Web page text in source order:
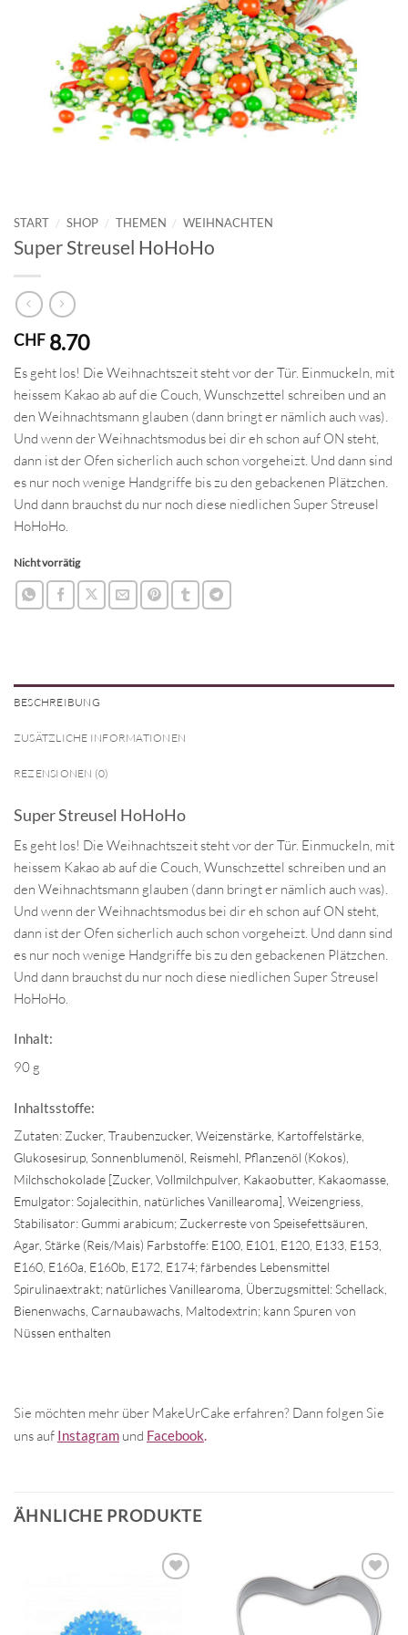
START / SHOP / THEMEN / WEIHNACHTEN
Super Streusel HoHoHo
CHF 8.70
Es geht los! Die Weihnachtszeit steht vor der Tür. Einmuckeln, mit
heissem Kakao ab auf die Couch, Wunschzettel schreiben und an
den Weihnachtsmann glauben (dann bringt er nämlich auch was).
Und wenn der Weihnachtsmodus bei dir eh schon auf ON steht,
dann ist der Ofen sicherlich auch schon vorgeheizt. Und dann sind
es nur noch wenige Handgriffe bis zu den gebackenen Plätzchen.
Und dann brauchst du nur noch diese niedlichen Super Streusel
HoHoHo.
Nicht vorrätig
BESCHREIBUNG
ZUSÄTZLICHE INFORMATIONEN
REZENSIONEN (0)
Super Streusel HoHoHo
Es geht los! Die Weihnachtszeit steht vor der Tür. Einmuckeln, mit
heissem Kakao ab auf die Couch, Wunschzettel schreiben und an
den Weihnachtsmann glauben (dann bringt er nämlich auch was).
Und wenn der Weihnachtsmodus bei dir eh schon auf ON steht,
dann ist der Ofen sicherlich auch schon vorgeheizt. Und dann sind
es nur noch wenige Handgriffe bis zu den gebackenen Plätzchen.
Und dann brauchst du nur noch diese niedlichen Super Streusel
HoHoHo.
Inhalt:
90 g
Inhaltsstoffe:
Zutaten: Zucker, Traubenzucker, Weizenstärke, Kartoffelstärke,
Glukosesirup, Sonnenblumenöl, Reismehl, Pflanzenöl (Kokos),
Milchschokolade [Zucker, Vollmilchpulver, Kakaobutter, Kakaomasse,
Emulgator: Sojalecithin, natürliches Vanillearoma], Weizengriess,
Stabilisator: Gummi arabicum; Zuckerreste von Speisefettsäuren,
Agar, Stärke (Reis/Mais) Farbstoffe: E100, E101, E120, E133, E153,
E160, E160a, E160b , E172, E174; färbendes Lebensmittel
Spirulinaextrakt; natürliches Vanillearoma, Überzugsmittel: Schellack,
Bienenwachs, Carnaubawachs, Maltodextrin; kann Spuren von
Nüssen enthalten
Sie möchten mehr über MakeUrCake erfahren? Dann folgen Sie
uns auf Instagram und Facebook.
ÄHNLICHE PRODUKTE